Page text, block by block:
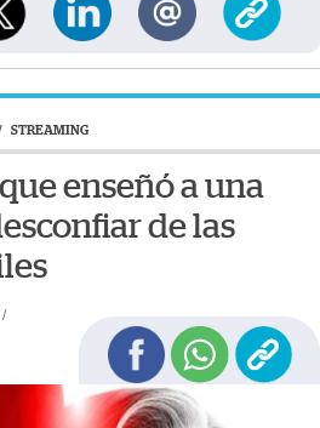
STREAMING
enseñó a una
de las